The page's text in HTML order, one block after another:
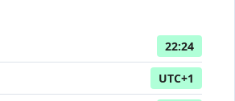
22:24
UTC+1